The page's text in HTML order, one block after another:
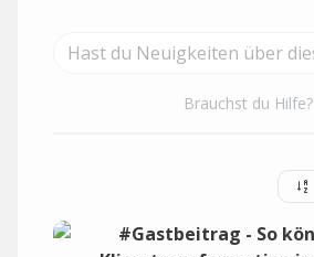
Brauchst du Hilfe?